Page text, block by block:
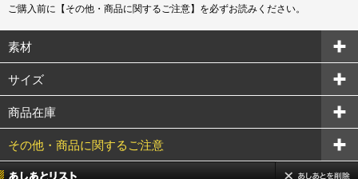
ご購入前に【その他・商品に関するご注意】を必ずお読みください。
素材
サイズ
商品在庫
その他・商品に関するご注意